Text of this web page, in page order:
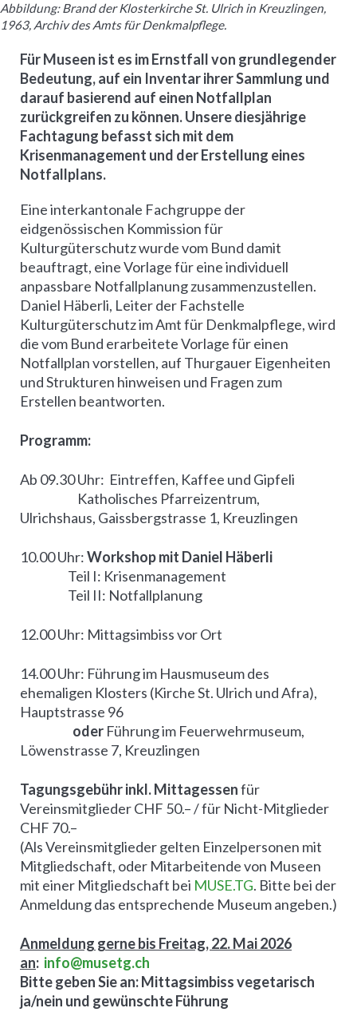
Abbildung: Brand der Klosterkirche St. Ulrich in Kreuzlingen,
1963, Archiv des Amts für Denkmalpflege.
Für Museen ist es im Ernstfall von grundlegender
Bedeutung, auf ein Inventar ihrer Sammlung und
darauf basierend auf einen Notfallplan
zurückgreifen zu können. Unsere diesjährige
Fachtagung befasst sich mit dem
Krisenmanagement und der Erstellung eines
Notfallplans.
Eine interkantonale Fachgruppe der
eidgenössischen Kommission für
Kulturgüterschutz wurde vom Bund damit
beauftragt, eine Vorlage für eine individuell
anpassbare Notfallplanung zusammenzustellen.
Daniel Häberli, Leiter der Fachstelle
Kulturgüterschutz im Amt für Denkmalpflege, wird
die vom Bund erarbeitete Vorlage für einen
Notfallplan vorstellen, auf Thurgauer Eigenheiten
und Strukturen hinweisen und Fragen zum
Erstellen beantworten.
Programm:
Ab 09.30 Uhr: Eintreffen, Kaffee und Gipfeli
Katholisches Pfarreizentrum,
Ulrichshaus, Gaissbergstrasse 1, Kreuzlingen
10.00 Uhr:Workshop mit Daniel Häberli
Teil I: Krisenmanagement
Teil II: Notfallplanung
12.00 Uhr: Mittagsimbiss vor Ort
14.00 Uhr: Führung im Hausmuseum des
ehemaligen Klosters (Kirche St. Ulrich und Afra),
Hauptstrasse 96
oder Führung im Feuerwehrmuseum,
Löwenstrasse 7, Kreuzlingen
Tagungsgebühr inkl. Mittagessenfür
Vereinsmitglieder CHF 50.– / für Nicht-Mitglieder
CHF 70.–
(Als Vereinsmitglieder gelten Einzelpersonen mit
Mitgliedschaft, oder Mitarbeitende von Museen
mit einer Mitgliedschaft bei MUSE.TG. Bitte bei der
Anmeldung das entsprechende Museum angeben.)
Anmeldung gerne bis Freitag, 22. Mai 2026
an: info@musetg.ch
Bitte geben Sie an: Mittagsimbiss vegetarisch
ja/nein und gewünschte Führung